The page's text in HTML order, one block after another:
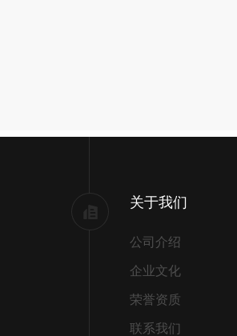
关于我们
公司介绍
企业文化
荣誉资质
联系我们